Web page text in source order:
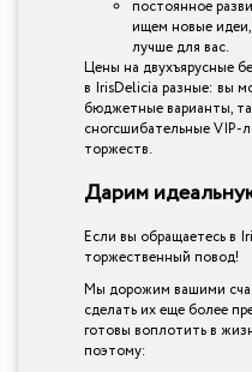
постоянное
ищем новые идеи,
лучше для вас.
Цены на двухъярусные
в IrisDelicia разные: вы
бюджетные варианты,
сногсшибательные VIP-
торжеств.
Дарим
Если вы обращаетесь в
торжественный повод!
Мы дорожим вашими
сделать их еще более
готовы воплотить в
поэтому: